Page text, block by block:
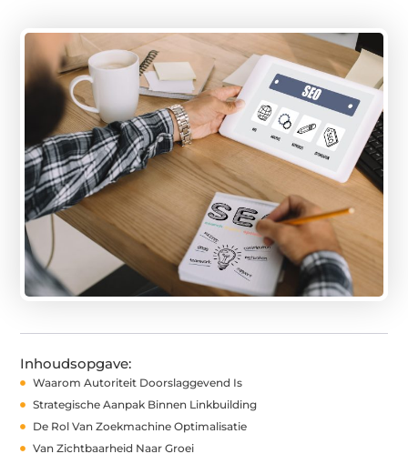
Inhoudsopgave:
Waarom Autoriteit Doorslaggevend Is
Strategische Aanpak Binnen Linkbuilding
De Rol Van Zoekmachine Optimalisatie
Van Zichtbaarheid Naar Groei